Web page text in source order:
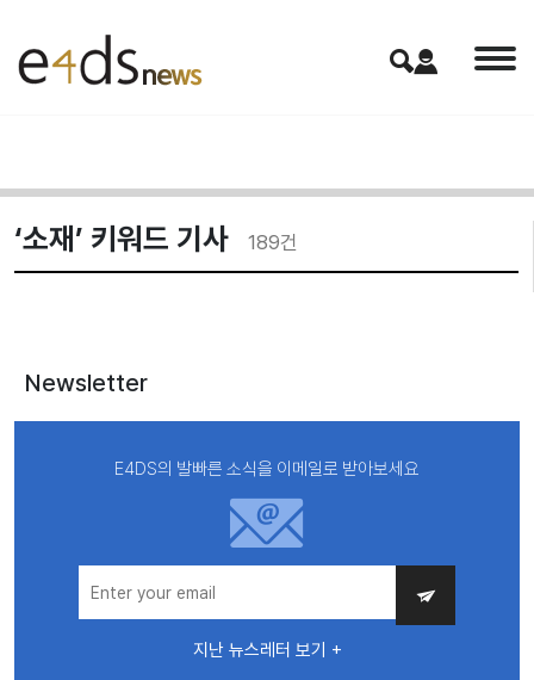
‘소재’ 키워드 기사 189건
Newsletter
E4DS의 발빠른 소식을 이메일로 받아보세요
지난 뉴스레터 보기 +